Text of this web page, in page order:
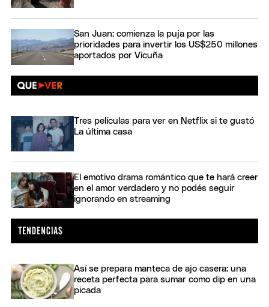
San Juan: comienza la puja por las
prioridades para invertir los US$250 millones
aportados por Vicuña
Tres películas para ver en Netflix si te gustó
La última casa
El emotivo drama romántico que te hará creer
en el amor verdadero y no podés seguir
ignorando en streaming
Así se prepara manteca de ajo casera: una
receta perfecta para sumar como dip en una
picada